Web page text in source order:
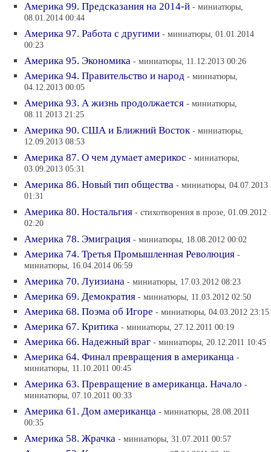
Америка 99. Предсказания на 2014-й - миниатюры,
08.01.2014 00:44
Америка 97. Работа с другими - миниатюры, 01.01.2014
00:23
Америка 95. Экономика - миниатюры, 11.12.2013 00:26
Америка 94. Правительство и народ - миниатюры,
04.12.2013 00:05
Америка 93. А жизнь продолжается - миниатюры,
08.11.2013 21:25
Америка 90. США и Ближний Восток - миниатюры,
12.09.2013 08:53
Америка 87. О чем думает америкос - миниатюры,
03.09.2013 05:31
Америка 86. Новый тип общества - миниатюры, 04.07.2013
01:31
Америка 80. Ностальгия - стихотворения в прозе, 01.09.2012
02:20
Америка 78. Эмиграция - миниатюры, 18.08.2012 00:02
Америка 74. Третья Промышленная Революция -
миниатюры, 16.04.2014 06:59
Aмерика 70. Луизиана - миниатюры, 17.03.2012 08:23
Америка 69. Демократия - миниатюры, 11.03.2012 02:50
Америка 68. Поэма об Игоре - миниатюры, 04.03.2012 23:15
Америка 67. Критика - миниатюры, 27.12.2011 00:19
Америка 66. Надежный враг - миниатюры, 20.12.2011 10:45
Америка 64. Финал превращения в американца -
миниатюры, 11.10.2011 00:45
Америка 63. Превращение в американца. Начало -
миниатюры, 07.10.2011 00:33
Америка 61. Дом американца - миниатюры, 28.08.2011
00:35
Америка 58. Жрачка - миниатюры, 31.07.2011 00:57